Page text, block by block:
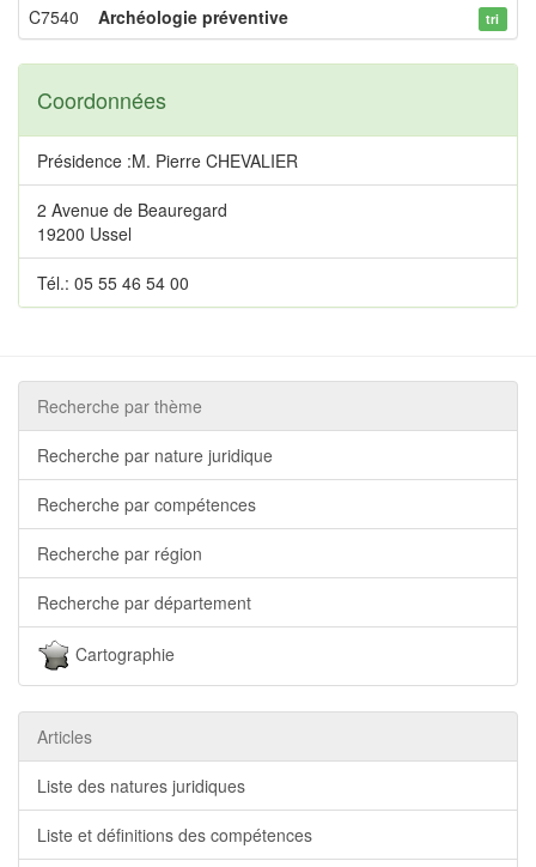
C7540 Archéologie préventive tri
Coordonnées
Présidence :M. Pierre CHEVALIER
2 Avenue de Beauregard
19200 Ussel
Tél.: 05 55 46 54 00
Recherche par thème
Recherche par nature juridique
Recherche par compétences
Recherche par région
Recherche par département
Cartographie
Articles
Liste des natures juridiques
Liste et définitions des compétences